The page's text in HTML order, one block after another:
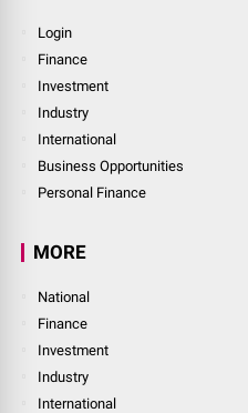
Login
Finance
Investment
Industry
International
Business Opportunities
Personal Finance
MORE
National
Finance
Investment
Industry
International